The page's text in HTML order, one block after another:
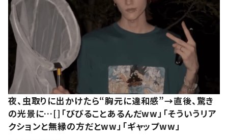
夜、虫取りに出かけたら“胸元に違和感”→直後、驚き
の光景に…[]「びびることあるんだww」「そういうリア
クションと無縁の方だとww」「ギャップww」